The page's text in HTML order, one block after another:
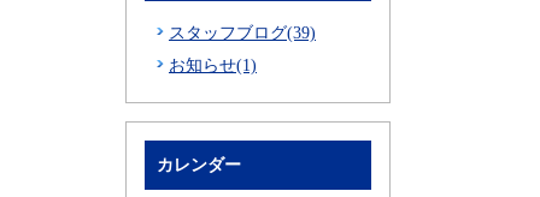
スタッフブログ(39)
お知らせ(1)
カレンダー